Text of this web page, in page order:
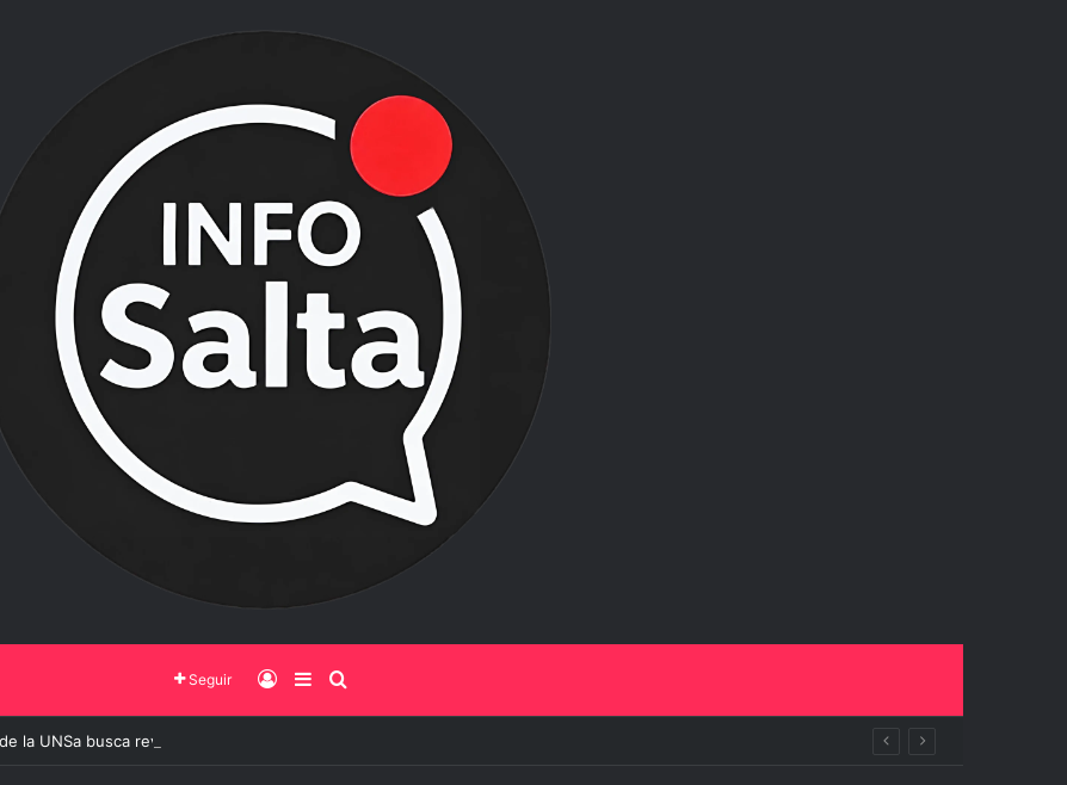
Seguir Iniciar Sesión
Barra Lateral
la UNSa busca revolucionar las casas de adobe y hacerlas más seguras